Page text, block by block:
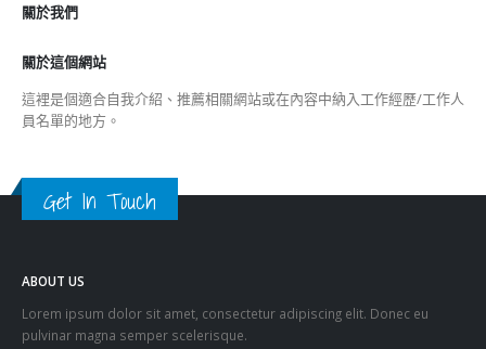
關於我們
關於這個網站
這裡是個適合自我介紹、推薦相關網站或在內容中納入工作經歷/工作人
員名單的地方。
Get In Touch
ABOUT US
Lorem ipsum dolor sit amet, consectetur adipiscing elit. Donec eu
pulvinar magna semper scelerisque.